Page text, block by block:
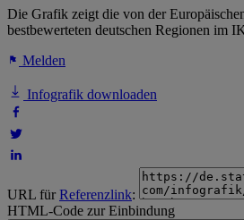
Die Grafik zeigt die von der
bestbewerteten deutschen Regionen im
Melden
Infografik downloaden
URL fürReferenzlink:
HTML-Code zur Einbindung